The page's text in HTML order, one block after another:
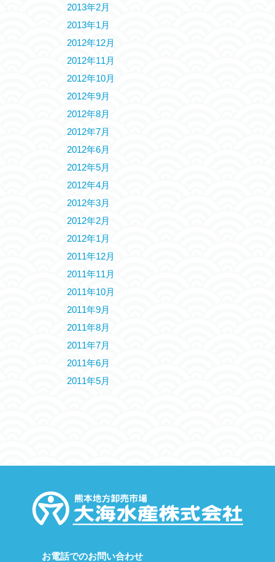
2013年2月
2013年1月
2012年12月
2012年11月
2012年10月
2012年9月
2012年8月
2012年7月
2012年6月
2012年5月
2012年4月
2012年3月
2012年2月
2012年1月
2011年12月
2011年11月
2011年10月
2011年9月
2011年8月
2011年7月
2011年6月
2011年5月
お電話でのお問い合わせ